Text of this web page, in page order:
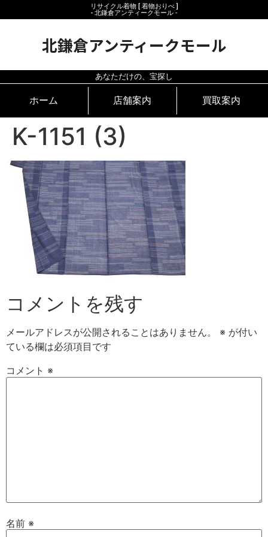
リサイクル着物 [ 着物おりべ ]
- 北鎌倉アンティークモール ‐
北鎌倉アンティークモール
あなただけの、宝探し
ホーム 店舗案内 買取案内
K-1151 (3)
コメントを残す
メールアドレスが公開されることはありません。 ※ が付い
ている欄は必須項目です
コメント ※
名前 ※